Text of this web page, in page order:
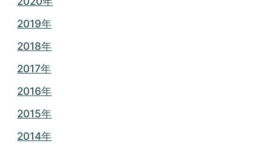
2019年
2018年
2017年
2016年
2015年
2014年